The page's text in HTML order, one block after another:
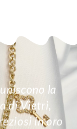
la
di Vietri,
in oro